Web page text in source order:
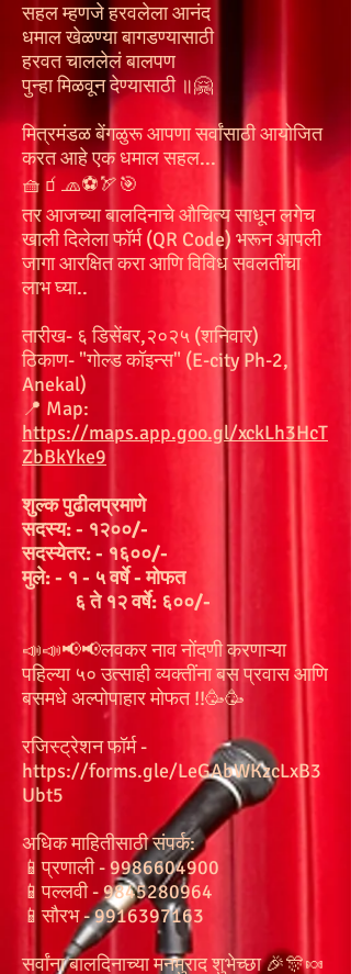
सहल म्हणजे हरवलेला आनंद
धमाल खेळण्या बागडण्यासाठी
हरवत चाललेलं बालपण
पुन्हा मिळवून देण्यासाठी ॥🤗
मित्रमंडळ बेंगळुरू आपणा सर्वांसाठी आयोजित
करत आहे एक धमाल सहल...
🧺🧃🧢⚽🏹🎯
तर आजच्या बालदिनाचे औचित्य साधून लगेच
खाली दिलेला फॉर्म (QR Code) भरून आपली
जागा आरक्षित करा आणि विविध सवलतींचा
लाभ घ्या..
तारीख- ६ डिसेंबर,२०२५ (शनिवार)
ठिकाण- "गोल्ड कॉइन्स" (E-city Ph-2,
Anekal)
📍 Map:
https://maps.app.goo.gl/xckLh3HcT
ZbBkYke9
शुल्क पुढीलप्रमाणे
सदस्य: - १२००/-
सदस्येतर: - १६००/-
मुले: - १ - ५ वर्षे - मोफत
६ ते १२ वर्षे: ६००/-
📣📣📢📢लवकर नाव नोंदणी करणाऱ्या
पहिल्या ५० उत्साही व्यक्तींना बस प्रवास आणि
बसमधे अल्पोपाहार मोफत !!🥳🥳
रजिस्ट्रेशन फॉर्म -
https://forms.gle/LeGAbWKzcLxB3
Ubt5
अधिक माहितीसाठी संपर्क:
📱प्रणाली -9986604900
📱पल्लवी -9845280964
📱सौरभ -9916397163
सर्वांना बालदिनाच्या मनमुराद शुभेच्छा 🎉🎊🍬